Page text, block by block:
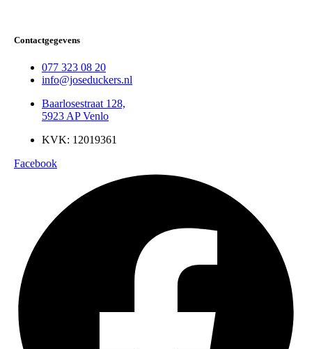
Contactgegevens
077 323 08 20
info@joseduckers.nl
Baarlosestraat 128,
5923 AP Venlo
KVK: 12019361
Facebook